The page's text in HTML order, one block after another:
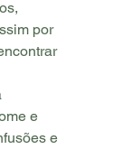
por
e
e